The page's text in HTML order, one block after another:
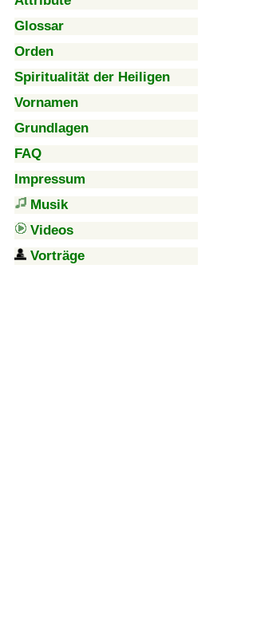
Glossar
Orden
Spiritualität der Heiligen
Vornamen
Grundlagen
FAQ
Impressum
Musik
Videos
Vorträge